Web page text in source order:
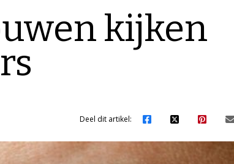
kijken
Deel dit artikel: